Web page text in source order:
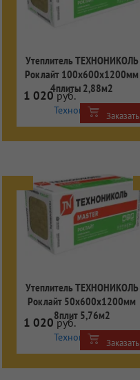
Утеплитель ТЕХНОНИКОЛЬ
Роклайт 100х600х1200мм
4плиты 2,88м2
Технониколь
1 020руб.
Заказать
Утеплитель ТЕХНОНИКОЛЬ
Роклайт 50х600х1200мм
8плит 5,76м2
Технониколь
1 020руб.
Заказать